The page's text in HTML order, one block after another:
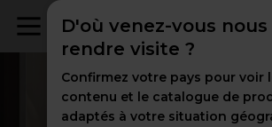
COOL WORKING
D'où venez-vous nous
rendre visite ?
Confirmez votre pays pour voir
contenu et le catalogue de
adaptés à votre situation